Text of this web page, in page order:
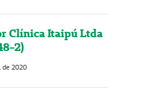
Clínica Itaipú Ltda
2)
de 2020